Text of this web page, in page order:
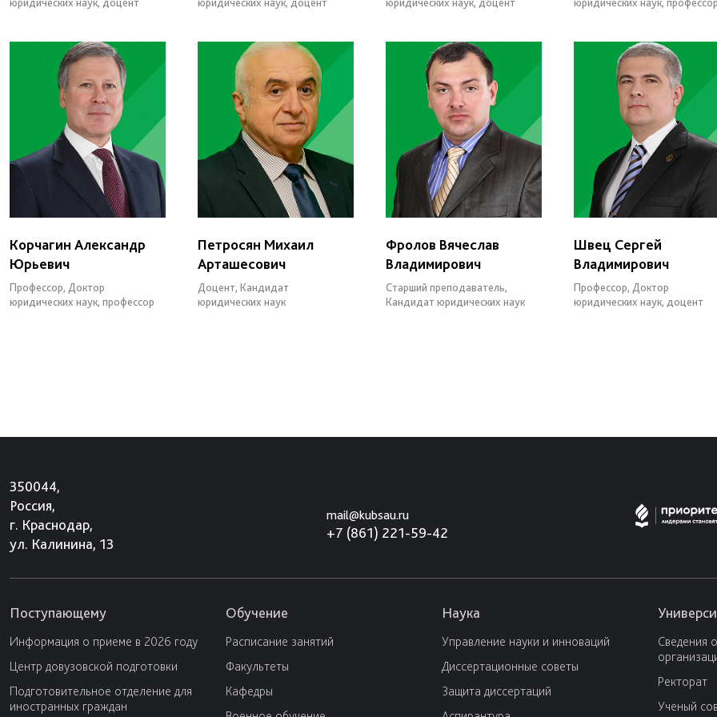
юридических наук, доцент юридических наук, доцент юридических наук, доцент юридических наук,
Корчагин Александр
Юрьевич
Профессор, Доктор
юридических наук, профессор
Петросян Михаил
Арташесович
Доцент, Кандидат
юридических наук
Фролов Вячеслав
Владимирович
Старший преподаватель,
Кандидат юридических наук
Швец Сергей
Владимирович
Профессор, Доктор
юридических наук, доцент
350044,
Россия,
г. Краснодар,
ул. Калинина, 13
mail@kubsau.ru
+7 (861) 221-59-42
Поступающему
Информация о приеме в 2026 году
Центр довузовской подготовки
Подготовительное отделение для
иностранных граждан
Обучение
Расписание занятий
Факультеты
Кафедры
Наука
Управление науки и инноваций
Диссертационные советы
Защита диссертаций
Сведения
Ректорат
Ученый